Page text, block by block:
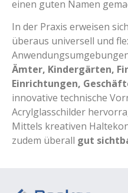
einen guten Namen
In der Praxis erweisen
überaus universell und
Ämter, Kindergärten,
Einrichtungen,
innovative technische
Acrylglasschilder
Mittels kreativen
zudem überall gut